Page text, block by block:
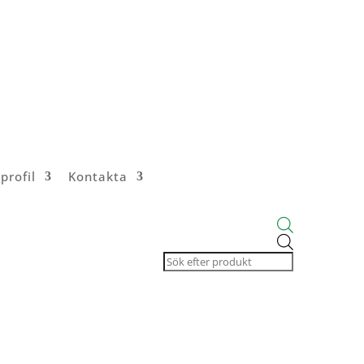
Kontakta
Products
search